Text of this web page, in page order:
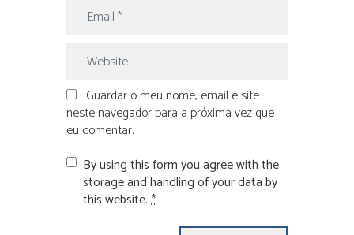
Guardar o meu nome, email e site
neste navegador para a próxima vez que
eu comentar.
By using this form you agree with the
storage and handling of your data by
this website.*